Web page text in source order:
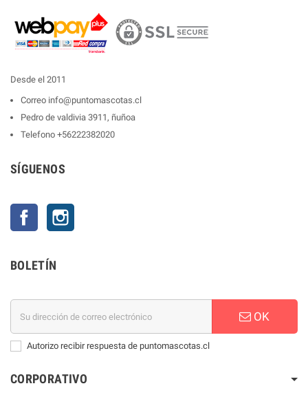
Desde el 2011
Correo info@puntomascotas.cl
Pedro de valdivia 3911, ñuñoa
Telefono +56222382020
SÍGUENOS
Facebook
BOLETÍN
OK
Autorizo recibir respuesta de puntomascotas.cl
CORPORATIVO